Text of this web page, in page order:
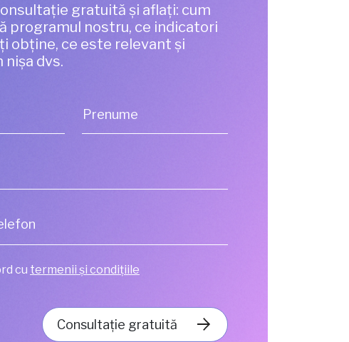
gratuită și aflați: cum
programul nostru, ce indicatori
obține, ce este relevant și
dvs.
Prenume
cu termenii și condițiile
Consultație gratuită